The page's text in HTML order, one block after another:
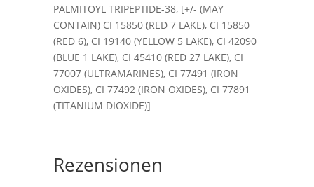
PALMITOYL TRIPEPTIDE-38, [+/- (MAY
CONTAIN) CI 15850 (RED 7 LAKE), CI 15850
(RED 6), CI 19140 (YELLOW 5 LAKE), CI 42090
(BLUE 1 LAKE), CI 45410 (RED 27 LAKE), CI
77007 (ULTRAMARINES), CI 77491 (IRON
OXIDES), CI 77492 (IRON OXIDES), CI 77891
(TITANIUM DIOXIDE)]
Rezensionen